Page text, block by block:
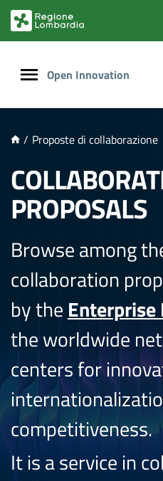
PRINCIPALE
Open Innovation
/ Proposte di collaborazione
PROPOSALS
Browse among
collaboration
by the
the worldwide
centers for
competitiveness.
It is a service in